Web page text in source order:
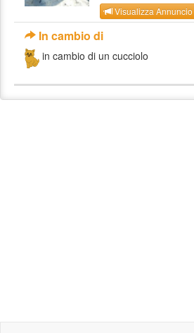
Visualizza Annuncio
In cambio di
in cambio di un cucciolo